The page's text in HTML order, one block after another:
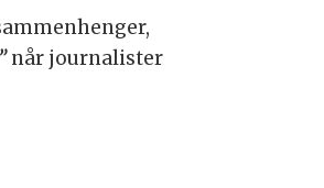
når journalister